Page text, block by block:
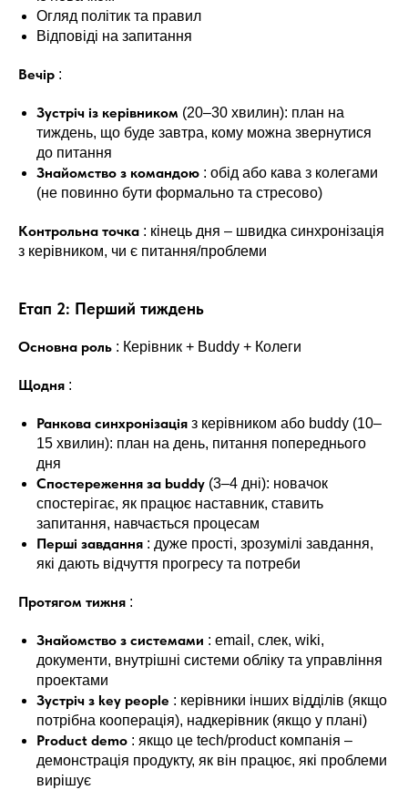
Огляд політик та правил
Відповіді на запитання
Вечір :
Зустріч із керівником (20–30 хвилин): план на
тиждень, що буде завтра, кому можна звернутися
до питання
Знайомство з командою : обід або кава з колегами
(не повинно бути формально та стресово)
Контрольна точка : кінець дня – швидка синхронізація
з керівником, чи є питання/проблеми
Етап 2: Перший тиждень
Основна роль : Керівник + Buddy + Колеги
Щодня :
Ранкова синхронізація з керівником або buddy (10–
15 хвилин): план на день, питання попереднього
дня
Спостереження за buddy (3–4 дні): новачок
спостерігає, як працює наставник, ставить
запитання, навчається процесам
Перші завдання : дуже прості, зрозумілі завдання,
які дають відчуття прогресу та потреби
Протягом тижня :
Знайомство з системами : email, слек, wiki,
документи, внутрішні системи обліку та управління
проектами
Зустріч з key people : керівники інших відділів (якщо
потрібна кооперація), надкерівник (якщо у плані)
Product demo : якщо це tech/product компанія –
демонстрація продукту, як він працює, які проблеми
вирішує